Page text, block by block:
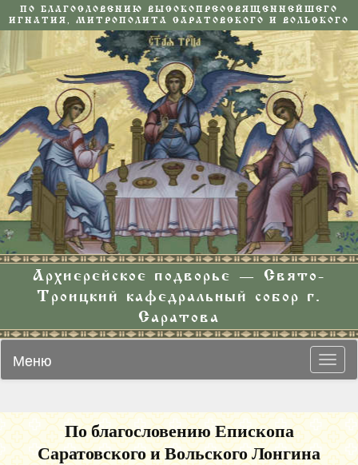
ПО БЛАГОСЛОВЕНИЮ ВЫСОКОПРЕОСВЯЩЕННЕЙШЕГО
ИГНАТИЯ, МИТРОПОЛИТА САРАТОВСКОГО И ВОЛЬСКОГО
Архиерейское подворье — Свято-
Троицкий кафедральный собор г.
Саратова
Меню
По благословению Епископа
Саратовского и Вольского Лонгина